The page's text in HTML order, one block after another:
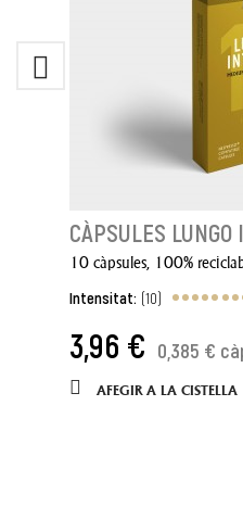
CÀPSULES LUNGO
10 càpsules, 100%
Intensitat: (10)
3,96 € 0,385 €
AFEGIR A LA CISTELLA